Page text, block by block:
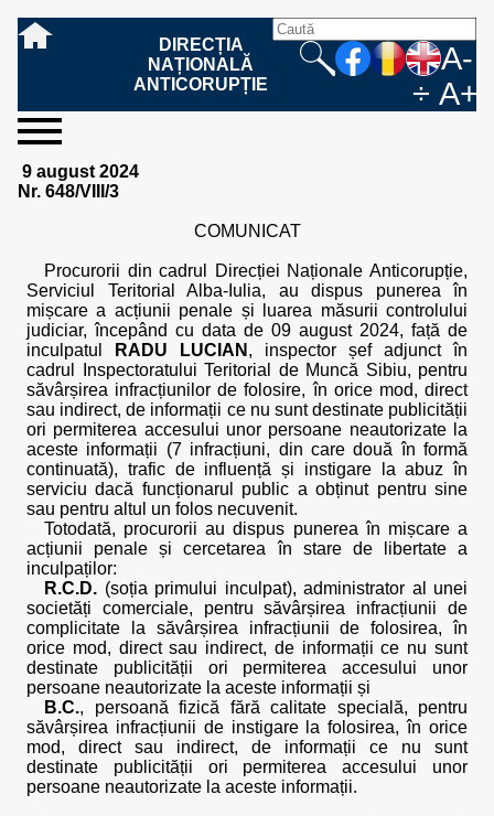
DIRECȚIA
NAȚIONALĂ
ANTICORUPȚIE
A-
÷ A+
sesizați-
ne
Ce
înseamnă
Cum
sesizați
Cum
este
Ce
trebuie
Fazele
procesului
Ce
urmează
de
corupție?
Care sunt
drepturile și
penal?
Cum
sprijiniți
despre
posibile
fapte de
corupție?
despre
noi
Cine
lucrează
Cu ce
se
Sursele
de
Structura
Conducerea
Structuri
teritoriale
Cadrul
legal
Resurse
financiare
Resurse
umane
Integritate
instituțională
rezultatele
noastre
Rapoarte
de
Hotărâri
penale
corupție
mass
media
Biroul de
informare
Comunicate
de presă
Model de
acreditare
Drept
la
Evenimente
informare
publică
Persoana
responsabilă
Model
solicitare
544/2001
Raportul
anual
544/2001
Legea
544/2001
Protecția
datelor
Modalități
de
oferit în
baza Legii
544/2001
cooperare
internațională
Programe
Evenimente
internaționale
Cadrul legal
internațional
9 august 2024
Nr. 648/VIII/3
COMUNICAT
Procurorii din cadrul Direcției Naționale Anticorupție,
Serviciul Teritorial Alba-Iulia, au dispus punerea în
mișcare a acțiunii penale și luarea măsurii controlului
judiciar, începând cu data de 09 august 2024, față de
inculpatul
RADU LUCIAN , inspector șef adjunct în
cadrul Inspectoratului Teritorial de Muncă Sibiu, pentru
săvârșirea infracțiunilor de folosire, în orice mod, direct
sau indirect, de informații ce nu sunt destinate publicității
ori permiterea accesului unor persoane neautorizate la
aceste informații (7 infracțiuni, din care două în formă
continuată), trafic de influență și instigare la abuz în
serviciu dacă funcționarul public a obținut pentru sine
sau pentru altul un folos necuvenit.
Totodată, procurorii au dispus punerea în mișcare a
acțiunii penale și cercetarea în stare de libertate a
inculpaților:
R.C.D. (soția primului inculpat), administrator al unei
societăți comerciale, pentru săvârșirea infracțiunii de
complicitate la săvârșirea infracțiunii de folosirea, în
orice mod, direct sau indirect, de informații ce nu sunt
destinate publicității ori permiterea accesului unor
persoane neautorizate la aceste informații și
B.C., persoană fizică fără calitate specială, pentru
săvârșirea infracțiunii de instigare la folosirea, în orice
mod, direct sau indirect, de informații ce nu sunt
destinate publicității ori permiterea accesului unor
persoane neautorizate la aceste informații.